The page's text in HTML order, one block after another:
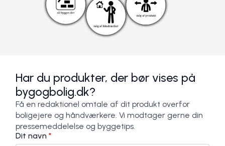
Har du produkter, der bør vises på
bygogbolig.dk?
Få en redaktionel omtale af dit produkt overfor
boligejere og håndværkere. Vi modtager gerne din
pressemeddelelse og byggetips.
Dit navn *